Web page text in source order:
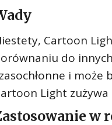
Cartoon
do
i
Light zużywa
w